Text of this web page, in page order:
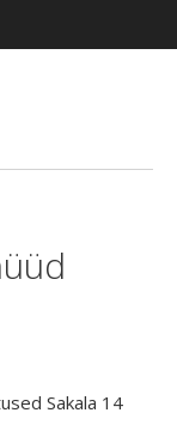
Sakala 14